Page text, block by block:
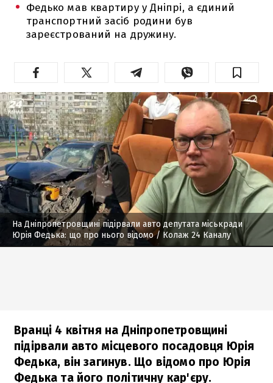
Федько мав квартиру у Дніпрі, а єдиний
транспортний засіб родини був
зареєстрований на дружину.
На Дніпропетровщині підірвали авто депутата міськради
Юрія Федька: що про нього відомо/ Колаж 24 Каналу
Вранці 4 квітня на Дніпропетровщині
підірвали авто місцевого посадовця Юрія
Федька, він загинув. Що відомо про Юрія
Федька та його політичну кар'єру.